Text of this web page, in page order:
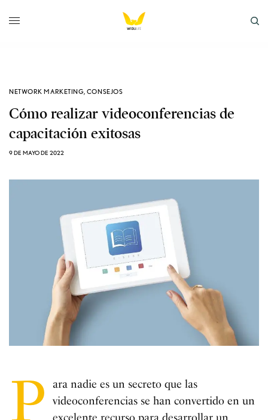
NETWORK MARKETING, CONSEJOS
Cómo realizar videoconferencias de
capacitación exitosas
9 DE MAYO DE 2022
P
ara nadie es un secreto que las
videoconferencias se han convertido en un